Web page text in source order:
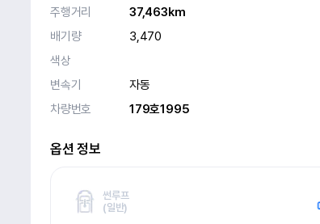
주행거리
37,463km
배기량
3,470
색상
변속기
자동
차량번호
179호1995
옵션 정보
썬루프
(일반)